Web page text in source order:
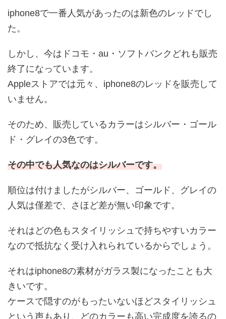
iphone8で一番人気があったのは新色のレッドでし
た。
しかし、今はドコモ・au・ソフトバンクどれも販売
終了になっています。
Appleストアでは元々、iphone8のレッドを販売して
いません。
そのため、販売しているカラーはシルバー・ゴール
ド・グレイの3色です。
その中でも人気なのはシルバーです。
順位は付けましたがシルバー、ゴールド、グレイの
人気は僅差で、さほど差が無い印象です。
それはどの色もスタイリッシュで持ちやすいカラー
なので抵抗なく受け入れられているからでしょう。
それはiphone8の素材がガラス製になったことも大
きいです。
ケースで隠すのがもったいないほどスタイリッシュ
という声もあり、どのカラーも高い完成度を誇るの